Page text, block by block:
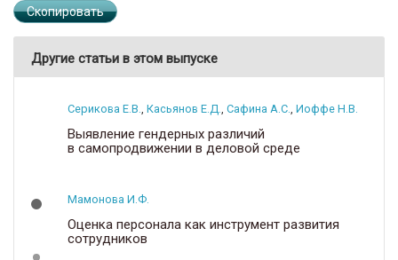
Скопировать
Другие статьи в этом выпуске
Серикова Е.В. Касьянов Е.Д. Сафина А.С. Иоффе Н.В.
Выявление гендерных различий
в самопродвижении в деловой среде
Мамонова И.Ф.
Оценка персонала как инструмент развития
сотрудников